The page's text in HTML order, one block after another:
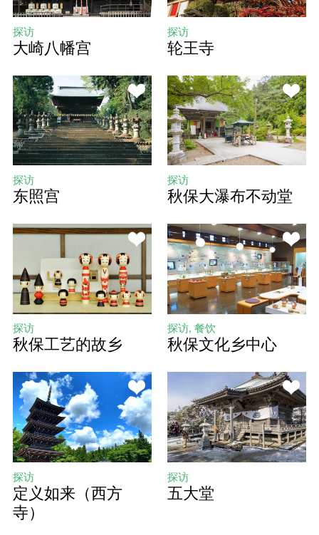
探访
大崎八幡宫
探访
轮王寺
探访
东照宫
探访
秋保大瀑布不动堂
探访
秋保工艺的故乡
探访, 餐饮
秋保文化乡中心
探访
定义如来（西方
寺）
探访
五大堂